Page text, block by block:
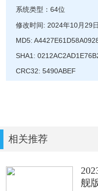
系统类型：64位
修改时间: 2024年10月29
MD5:
SHA1:
CRC32: 5490ABEF
相关推荐
舰